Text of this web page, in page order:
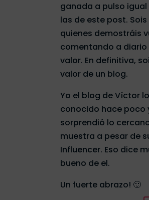
ganada a pulso
las de este post.
quienes demostráis
comentando a
valor. En definitiva,
valor de un blog.
Yo el blog de Víctor
conocido hace poco
sorprendió lo
muestra a pesar de
Influencer. Eso dice
bueno de el.
Un fuerte abrazo! 🙂